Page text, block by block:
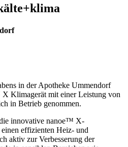
in der Apotheke Ummendorf
Klimagerät mit einer Leistung von
in Betrieb genommen.
innovative nanoe™ X-
effizienten Heiz- und
aktiv zur Verbesserung der